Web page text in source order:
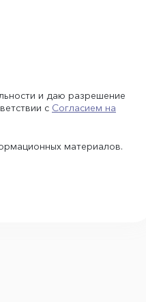
и даю разрешение
с Согласием на
материалов.